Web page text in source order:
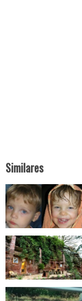
Similares